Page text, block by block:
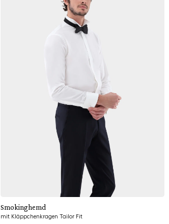
Hinzufügen
Smokinghemd
mit Kläppchenkragen Tailor Fit